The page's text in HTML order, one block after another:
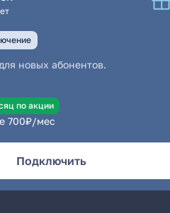
новых абонентов.
по акции
700₽/мес
Подключить